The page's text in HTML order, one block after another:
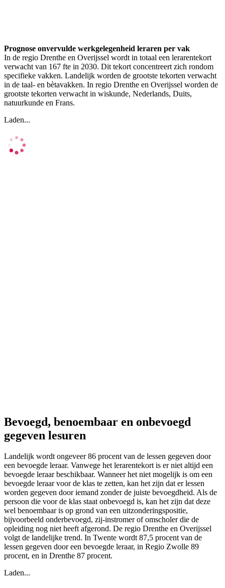
Prognose onvervulde werkgelegenheid leraren per vak
In de regio Drenthe en Overijssel wordt in totaal een lerarentekort
verwacht van 167 fte in 2030. Dit tekort concentreert zich rondom
specifieke vakken. Landelijk worden de grootste tekorten verwacht
in de taal- en bètavakken. In regio Drenthe en Overijssel worden de
grootste tekorten verwacht in wiskunde, Nederlands, Duits,
natuurkunde en Frans.
Laden...
Bevoegd, benoembaar en onbevoegd
gegeven lesuren
Landelijk wordt ongeveer 86 procent van de lessen gegeven door
een bevoegde leraar. Vanwege het lerarentekort is er niet altijd een
bevoegde leraar beschikbaar. Wanneer het niet mogelijk is om een
bevoegde leraar voor de klas te zetten, kan het zijn dat er lessen
worden gegeven door iemand zonder de juiste bevoegdheid. Als de
persoon die voor de klas staat onbevoegd is, kan het zijn dat deze
wel benoembaar is op grond van een uitzonderingspositie,
bijvoorbeeld onderbevoegd, zij-instromer of omscholer die de
opleiding nog niet heeft afgerond. De regio Drenthe en Overijssel
volgt de landelijke trend. In Twente wordt 87,5 procent van de
lessen gegeven door een bevoegde leraar, in Regio Zwolle 89
procent, en in Drenthe 87 procent.
Laden...